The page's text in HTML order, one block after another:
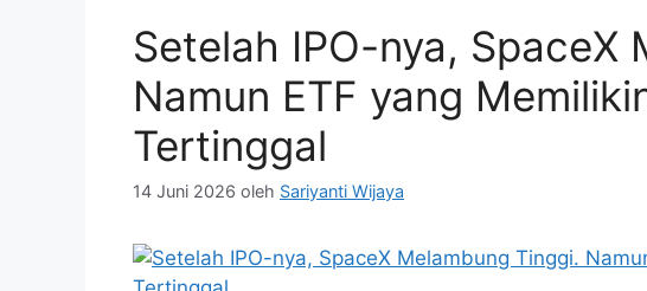
Setelah IPO-nya, SpaceX
Namun ETF yang
Tertinggal
14 Juni 2026 oleh Sariyanti Wijaya